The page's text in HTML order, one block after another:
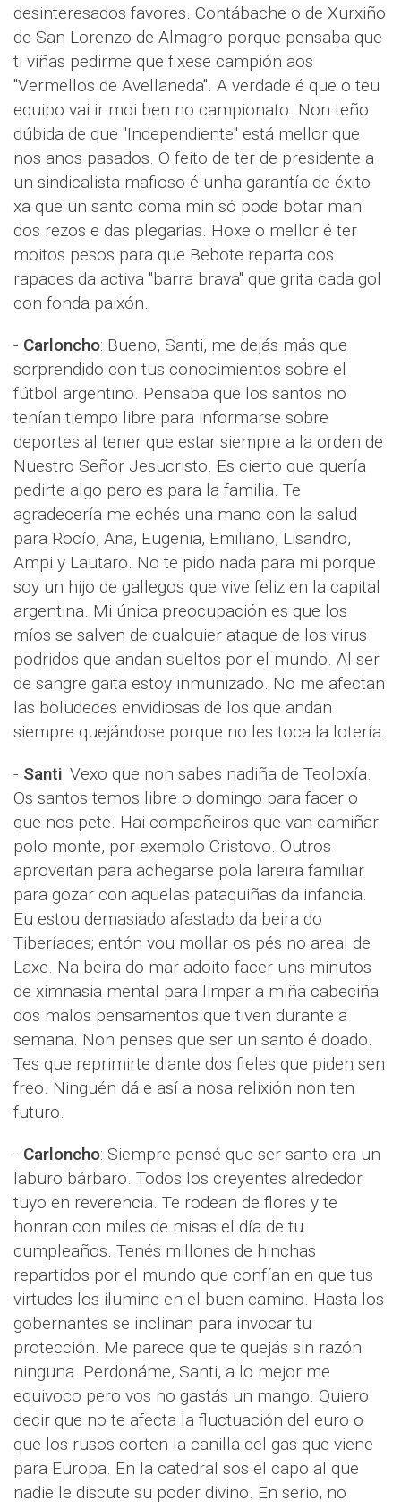
desinteresados favores. Contábache o de Xurxiño
de San Lorenzo de Almagro porque pensaba que
ti viñas pedirme que fixese campión aos
"Vermellos de Avellaneda". A verdade é que o teu
equipo vai ir moi ben no campionato. Non teño
dúbida de que "Independiente" está mellor que
nos anos pasados. O feito de ter de presidente a
un sindicalista mafioso é unha garantía de éxito
xa que un santo coma min só pode botar man
dos rezos e das plegarias. Hoxe o mellor é ter
moitos pesos para que Bebote reparta cos
rapaces da activa "barra brava" que grita cada gol
con fonda paixón.
- Carloncho: Bueno, Santi, me dejás más que
sorprendido con tus conocimientos sobre el
fútbol argentino. Pensaba que los santos no
tenían tiempo libre para informarse sobre
deportes al tener que estar siempre a la orden de
Nuestro Señor Jesucristo. Es cierto que quería
pedirte algo pero es para la familia. Te
agradecería me echés una mano con la salud
para Rocío, Ana, Eugenia, Emiliano, Lisandro,
Ampi y Lautaro. No te pido nada para mi porque
soy un hijo de gallegos que vive feliz en la capital
argentina. Mi única preocupación es que los
míos se salven de cualquier ataque de los virus
podridos que andan sueltos por el mundo. Al ser
de sangre gaita estoy inmunizado. No me afectan
las boludeces envidiosas de los que andan
siempre quejándose porque no les toca la lotería.
- Santi: Vexo que non sabes nadiña de Teoloxía.
Os santos temos libre o domingo para facer o
que nos pete. Hai compañeiros que van camiñar
polo monte, por exemplo Cristovo. Outros
aproveitan para achegarse pola lareira familiar
para gozar con aquelas pataquiñas da infancia.
Eu estou demasiado afastado da beira do
Tiberíades; entón vou mollar os pés no areal de
Laxe. Na beira do mar adoito facer uns minutos
de ximnasia mental para limpar a miña cabeciña
dos malos pensamentos que tiven durante a
semana. Non penses que ser un santo é doado.
Tes que reprimirte diante dos fieles que piden sen
freo. Ninguén dá e así a nosa relixión non ten
futuro.
- Carloncho: Siempre pensé que ser santo era un
laburo bárbaro. Todos los creyentes alrededor
tuyo en reverencia. Te rodean de flores y te
honran con miles de misas el día de tu
cumpleaños. Tenés millones de hinchas
repartidos por el mundo que confían en que tus
virtudes los ilumine en el buen camino. Hasta los
gobernantes se inclinan para invocar tu
protección. Me parece que te quejás sin razón
ninguna. Perdonáme, Santi, a lo mejor me
equivoco pero vos no gastás un mango. Quiero
decir que no te afecta la fluctuación del euro o
que los rusos corten la canilla del gas que viene
para Europa. En la catedral sos el capo al que
nadie le discute su poder divino. En serio, no